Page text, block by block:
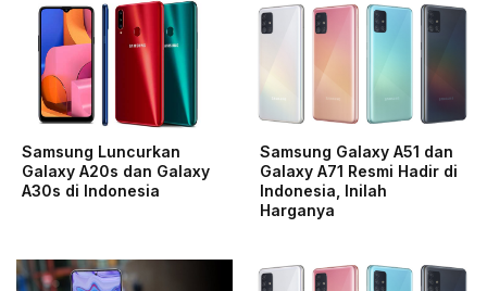
Samsung Luncurkan
Galaxy A20s dan Galaxy
A30s di Indonesia
Samsung Galaxy A51 dan
Galaxy A71 Resmi Hadir di
Indonesia, Inilah
Harganya